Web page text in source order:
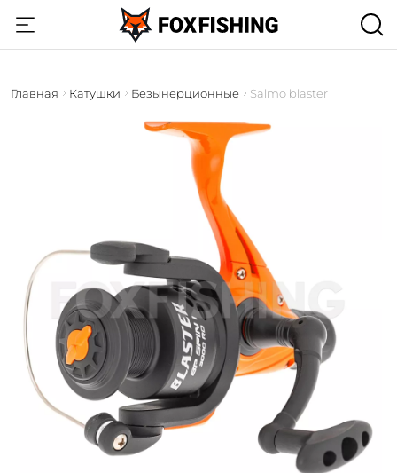
Главная Катушки Безынерционные Salmo blaster